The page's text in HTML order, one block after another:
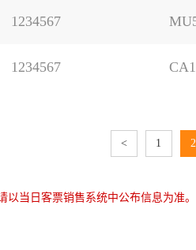
1234567
1234567
< 1 2
以当日客票销售系统中公布信息为准